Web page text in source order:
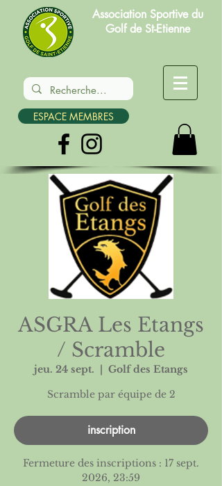
Association Sportive du
Golf de St-Etienne
ESPACE MEMBRES
ASGRA Les Etangs
/ Scramble
jeu. 24 sept.
Golf des Etangs
Scramble par équipe de 2
inscription
Fermeture des inscriptions : 17 sept.
2026, 23:59